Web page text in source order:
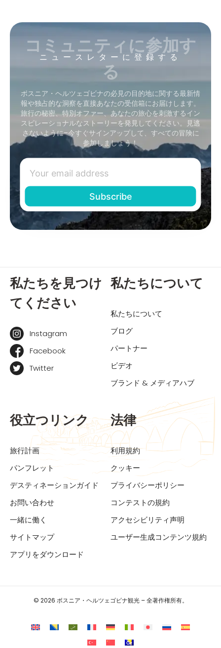
ニュースレターに登録する
コミュニティに参加す
る
ボスニア・ヘルツェゴビナの必見の目的地に関する最新情
報や独占的な洞察を直接あなたの受信箱にお届けします。
旅行の秘密、特別オファー、あなたの旅心を刺激するイン
スピレーショナルなストーリーを発見してください。見逃
さないように–今すぐサインアップして、すべての冒険に
参加しましょう！
私たちを見つけ
てください
Instagram
Facebook
Twitter
私たちについて
私たちについて
ブログ
パートナー
ビデオ
ブランド & メディアハブ
役立つリンク
旅行計画
パンフレット
デスティネーションガイド
お問い合わせ
一緒に働く
サイトマップ
アプリをダウンロード
法律
利用規約
クッキー
プライバシーポリシー
コンテストの規約
アクセシビリティ声明
ユーザー生成コンテンツ規約
© 2026 ボスニア・ヘルツェゴビナ観光 – 全著作権所有。